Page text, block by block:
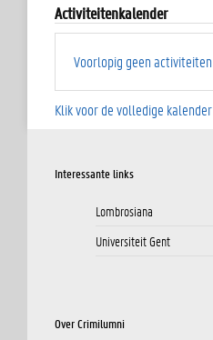
Activiteitenkalender
Voorlopig geen activiteiten
Klik voor de volledige kalender
Interessante links
Lombrosiana
Universiteit Gent
Over Crimilumni